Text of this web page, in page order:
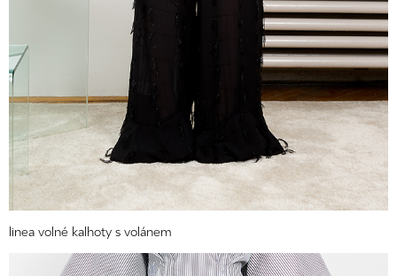
linea volné kalhoty s volánem